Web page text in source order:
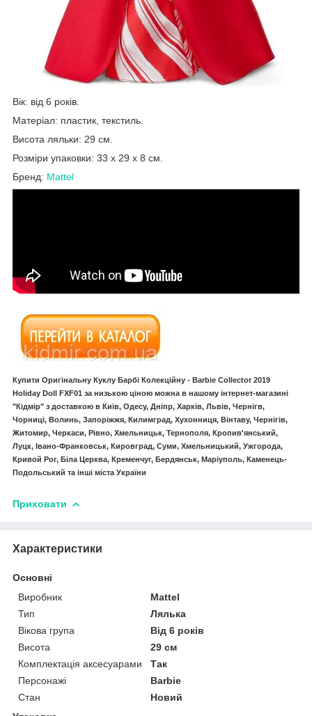
Вік: від 6 років.
Матеріал: пластик, текстиль.
Висота ляльки: 29 см.
Розміри упаковки: 33 х 29 х 8 см.
Бренд: Mattel
Купити Оригінальну Куклу Барбі Колекційну - Barbie Collector 2019
Holiday Doll FXF01 за низькою ціною можна в нашому інтернет-магазині
"Кідмір" з доставкою в Київ, Одесу, Дніпр, Харків, Львів, Чернігв,
Чорниці, Волинь, Запоріжжя, Килимград, Хухонниця, Вінтаву, Чернігів,
Житомир, Черкаси, Рівно, Хмельницьк, Тернополя, Кропив'янський,
Луцк, Івано-Франковськ, Кировград, Суми, Хмельницький, Ужгорода,
Кривой Рог, Біла Церква, Кременчуг, Бердянськ, Маріуполь, Каменець-
Подольський та інші міста України
Приховати
Характеристики
Основні
Виробник
Mattel
Тип
Лялька
Вікова група
Від 6 років
Висота
29 см
Комплектація аксесуарами
Так
Персонажі
Barbie
Стан
Новий